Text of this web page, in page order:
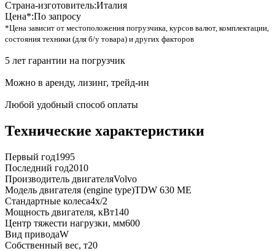
Страна-изготовитель:Италия
Цена*:По запросу
*Цена зависит от местоположения погрузчика, курсов валют, комплектации,
состояния техники (для б/у товара) и других факторов
5 лет гарантии на погрузчик
Можно в аренду, лизинг, трейд-ин
Любой удобный способ оплаты
Технические характеристики
Первый год1995
Последний год2010
Производитель двигателяVolvo
Модель двигателя (engine type)TDW 630 ME
Стандартные колеса4x/2
Мощность двигателя, кВт140
Центр тяжести нагрузки, мм600
Вид приводаW
Собственный вес, т20